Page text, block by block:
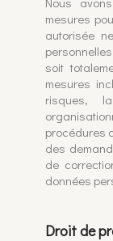
mesures
autorisée
soit
mesures
risques,
procédures
des
de
données
Droit de